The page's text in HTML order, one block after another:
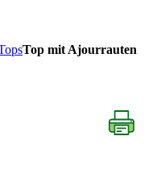
Top mit Ajourrauten